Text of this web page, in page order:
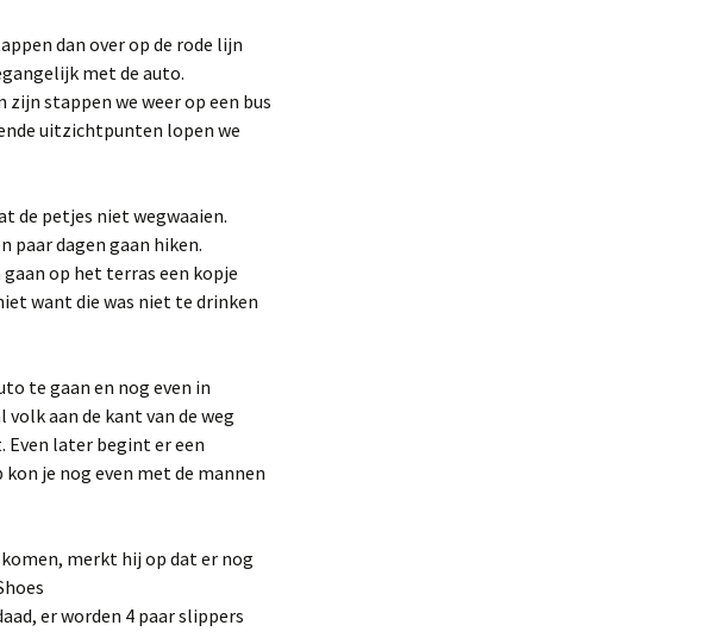
dan over op de rode lijn
met de auto.
stappen we weer op een bus
uitzichtpunten lopen we
de petjes niet wegwaaien.
paar dagen gaan hiken.
op het terras een kopje
want die was niet te drinken
te gaan en nog even in
aan de kant van de weg
Even later begint er een
je nog even met de mannen
merkt hij op dat er nog
er worden 4 paar slippers